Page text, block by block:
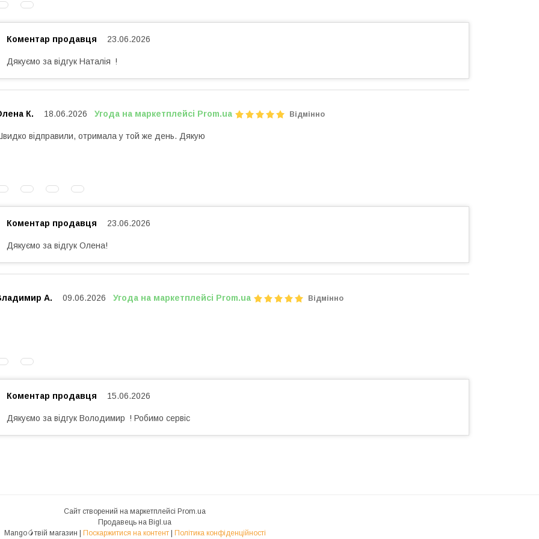
Коментар продавця 23.06.2026
Дякуємо за відгук Наталія !
К. 18.06.2026 Угода на маркетплейсі Prom.ua Відмінно
відправили, отримала у той же день. Дякую
Коментар продавця 23.06.2026
Дякуємо за відгук Олена!
А. 09.06.2026 Угода на маркетплейсі Prom.ua Відмінно
Коментар продавця 15.06.2026
Дякуємо за відгук Володимир ! Робимо сервіс
Сайт створений на маркетплейсі Prom.ua
Продавець на Bigl.ua
Поскаржитися на контент Політика конфіденційності